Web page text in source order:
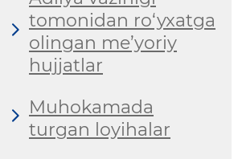
tomonidan ro‘yxatga
olingan me’yoriy
hujjatlar
Muhokamada
turgan loyihalar